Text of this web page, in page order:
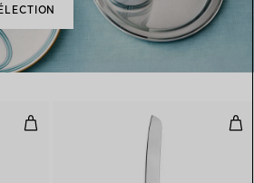
Pelle à gâteau en argent 925